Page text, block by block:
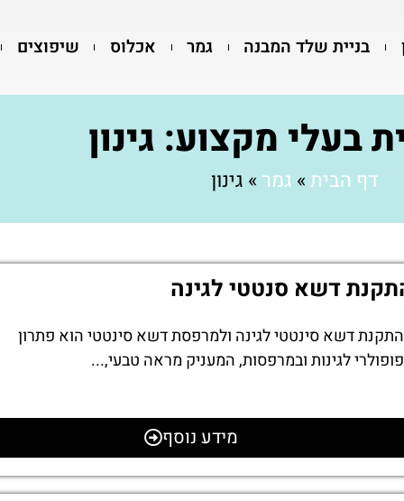
בניית שלד המבנה גמר אכלוס שיפוצים
בעלי מקצוע: גינון
דף הבית» גמר » גינון
דשא סנטטי לגינה
התקנת דשא סינטטי לגינה ולמרפסת דשא סינטטי הוא פתרון
פופולרי לגינות ובמרפסות, המעניק מראה טבעי,...
מידע נוסף